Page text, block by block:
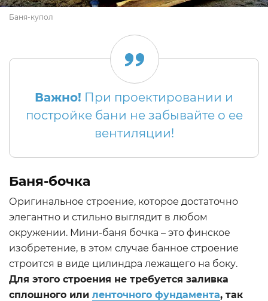
Баня-купол
Важно! При проектировании и
постройке бани не забывайте о ее
вентиляции!
Баня-бочка
Оригинальное строение, которое достаточно
элегантно и стильно выглядит в любом
окружении. Мини-баня бочка – это финское
изобретение, в этом случае банное строение
строится в виде цилиндра лежащего на боку.
Для этого строения не требуется заливка
сплошного или ленточного фундамента, так